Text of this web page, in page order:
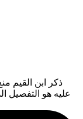
ذكر ابن القيم
عليه هو التفصيل